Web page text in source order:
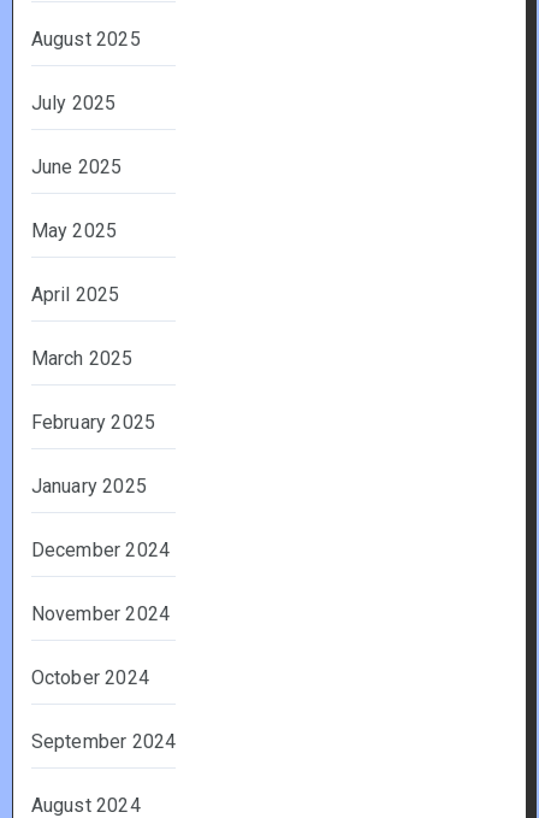
August 2025
July 2025
June 2025
May 2025
April 2025
March 2025
February 2025
January 2025
December 2024
November 2024
October 2024
September 2024
August 2024